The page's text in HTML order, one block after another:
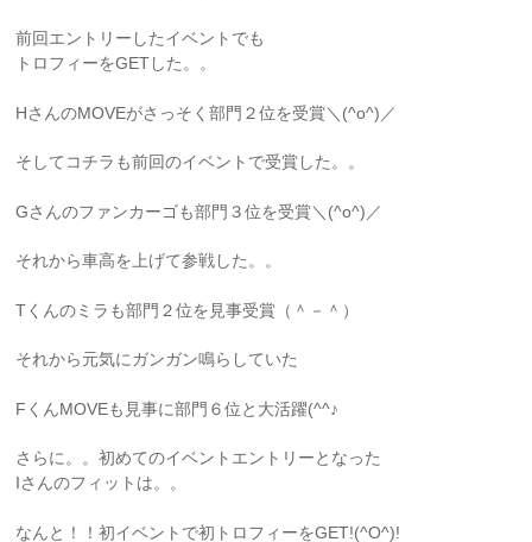
前回エントリーしたイベントでも
トロフィーをGETした。。
HさんのMOVEがさっそく部門２位を受賞＼(^o^)／
そしてコチラも前回のイベントで受賞した。。
Gさんのファンカーゴも部門３位を受賞＼(^o^)／
それから車高を上げて参戦した。。
Tくんのミラも部門２位を見事受賞（＾－＾）
それから元気にガンガン鳴らしていた
FくんMOVEも見事に部門６位と大活躍(^^♪
さらに。。初めてのイベントエントリーとなった
Iさんのフィットは。。
なんと！！初イベントで初トロフィーをGET!(^O^)!